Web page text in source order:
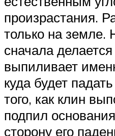
произрастания.
только на
сначала
выпиливает
куда будет
того, как клин
подпил
сторону его